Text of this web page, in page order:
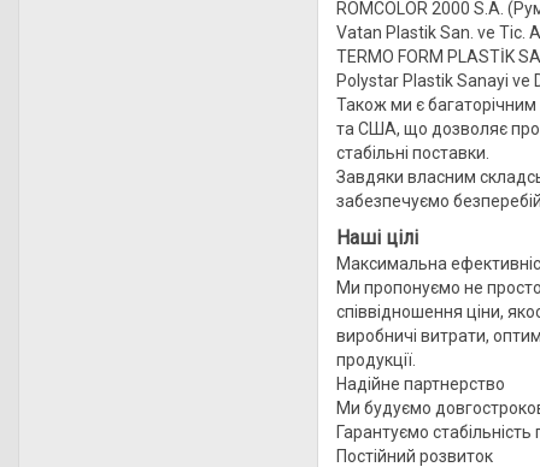
ROMCOLOR 2000 S.A.
Vatan Plastik San. ve Tic.
TERMO FORM PLASTİK
Polystar Plastik Sanayi ve
Також ми є
та США, що дозволяє
стабільні поставки.
Завдяки власним
забезпечуємо
Наші цілі
Максимальна
Ми пропонуємо не
співвідношення ціни,
виробничі витрати,
продукції.
Надійне партнерство
Ми будуємо
Гарантуємо стабільність
Постійний розвиток